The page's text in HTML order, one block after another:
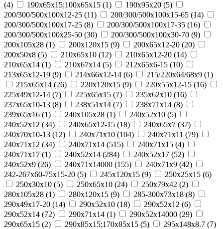
(4) 190х65х15;100х65х15 (1) 190х95х20 (5)
200/300/500x100x12-25 (11) 200/300/500x100x15-65 (14)
200/300/500x100x17-25 (8) 200/300/500x100x17-35 (16)
200/300/500x100x25-50 (30) 200/300/500x100x30-70 (9)
200x105x28 (1) 200x120x15 (9) 200x65x12-20 (20)
200х50х8 (5) 210x65x10 (12) 210x65x12-20 (14)
210x65x14 (1) 210х67х14 (5) 212x65x6-15 (10)
213x65x12-19 (9) 214x66x12-14 (6) 215/220х64/68х9 (1)
215х65х14 (26) 220x120x15 (9) 220x55x12-15 (16)
225x49x12-14 (7) 225х65х15 (7) 235x62x10 (16)
237x65x10-13 (8) 238х51х14 (7) 238х71х14 (8)
239х65х16 (1) 240x105x28 (1) 240x52x10 (5)
240x52x12 (34) 240x65x12-15 (18) 240x65x7 (37)
240x70x10-13 (12) 240x71x10 (104) 240x71x11 (79)
240x71x12 (34) 240x71x14 (515) 240x71x15 (4)
240x71x17 (1) 240х52х14 (284) 240х52х17 (52)
240х52х9 (26) 240х71х14000 (155) 240х71х9 (42)
242-267x60-75x15-20 (5) 245x120x15 (9) 250x25x15 (6)
250x30x10 (5) 250x65x10 (24) 250х79х42 (2)
280x105x28 (1) 280x120x15 (9) 285-300x73x18 (8)
290x49x17-20 (14) 290x52x10 (18) 290x52x12 (6)
290x52x14 (72) 290x71x14 (1) 290х52х14000 (29)
290х65х15 (2) 290х85х15;170х85х15 (5) 295х148х8.7 (7)